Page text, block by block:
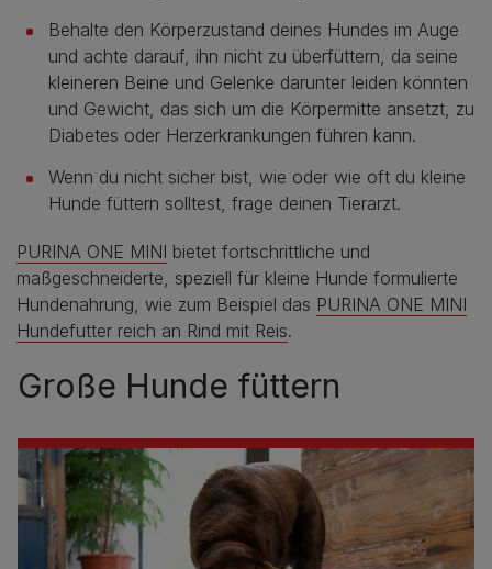
Behalte den Körperzustand deines Hundes im Auge
und achte darauf, ihn nicht zu überfüttern, da seine
kleineren Beine und Gelenke darunter leiden könnten
und Gewicht, das sich um die Körpermitte ansetzt, zu
Diabetes oder Herzerkrankungen führen kann.
Wenn du nicht sicher bist, wie oder wie oft du kleine
Hunde füttern solltest, frage deinen Tierarzt.
PURINA ONE MINI bietet fortschrittliche und
maßgeschneiderte, speziell für kleine Hunde formulierte
Hundenahrung, wie zum Beispiel das PURINA ONE MINI
Hundefutter reich an Rind mit Reis.
Große Hunde füttern